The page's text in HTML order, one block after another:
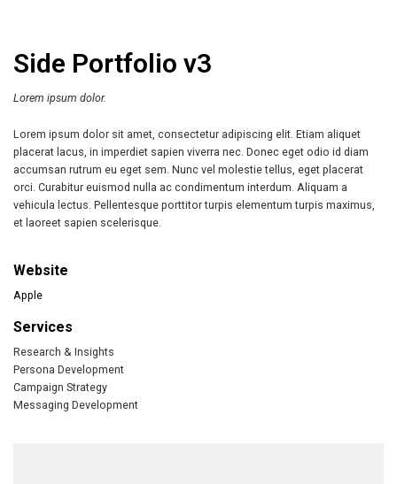
Side Portfolio v3
Lorem ipsum dolor.
Lorem ipsum dolor sit amet, consectetur adipiscing elit. Etiam aliquet
placerat lacus, in imperdiet sapien viverra nec. Donec eget odio id diam
accumsan rutrum eu eget sem. Nunc vel molestie tellus, eget placerat
orci. Curabitur euismod nulla ac condimentum interdum. Aliquam a
vehicula lectus. Pellentesque porttitor turpis elementum turpis maximus,
et laoreet sapien scelerisque.
Website
Apple
Services
Research & Insights
Persona Development
Campaign Strategy
Messaging Development